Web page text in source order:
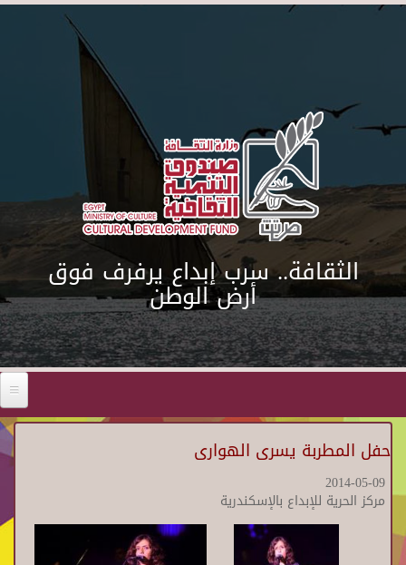
Skip to main content
الثقافة.. سرب إبداع يرفرف فوق
أرض الوطن
حفل المطربة يسرى الهوارى
2014-05-09
مركز الحرية للإبداع بالإسكندرية